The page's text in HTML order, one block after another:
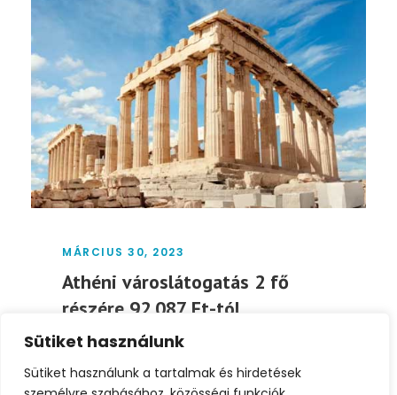
Sütiket használunk
Sütiket használunk a tartalmak és hirdetések
MÁRCIUS 30, 2023
Athéni városlátogatás 2 fő
részére 92.087 Ft-tól
Időpont: május 17-24. Athén Görögország
fővárosa és a világ egyik legrégebbi városa.
Ez egy város...